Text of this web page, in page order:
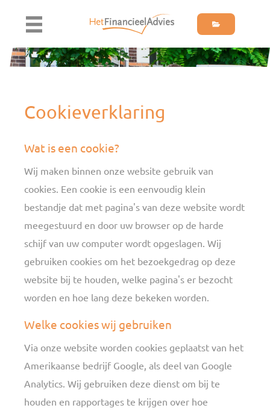
Cookieverklaring
Wat is een cookie?
Wij maken binnen onze website gebruik van
cookies. Een cookie is een eenvoudig klein
bestandje dat met pagina's van deze website wordt
meegestuurd en door uw browser op de harde
schijf van uw computer wordt opgeslagen. Wij
gebruiken cookies om het bezoekgedrag op deze
website bij te houden, welke pagina's er bezocht
worden en hoe lang deze bekeken worden.
Welke cookies wij gebruiken
Via onze website worden cookies geplaatst van het
Amerikaanse bedrijf Google, als deel van Google
Analytics. Wij gebruiken deze dienst om bij te
houden en rapportages te krijgen over hoe